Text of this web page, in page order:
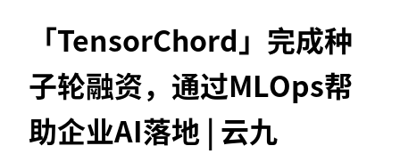
「TensorChord」完成种
子轮融资，通过MLOps帮
助企业AI落地 | 云九